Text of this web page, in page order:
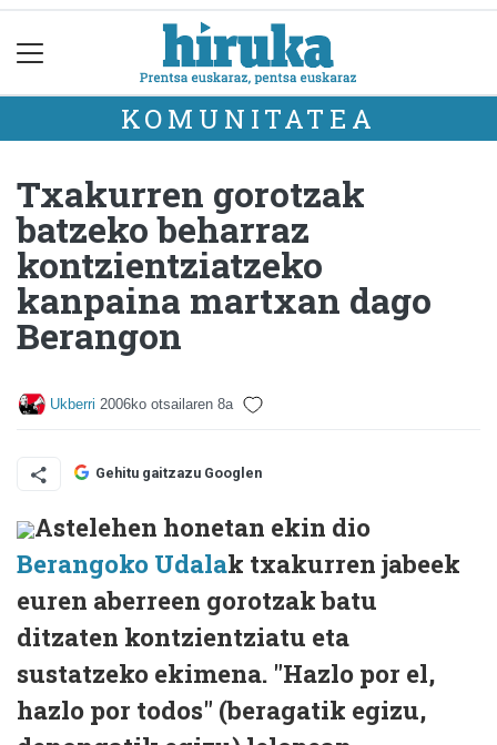
KOMUNITATEA
Txakurren gorotzak
batzeko beharraz
kontzientziatzeko
kanpaina martxan dago
Berangon
Ukberri 2006ko otsailaren 8a
Gehitu gaitzazu Googlen
Astelehen honetan ekin dio
Berangoko Udalak txakurren jabeek
euren aberreen gorotzak batu
ditzaten kontzientziatu eta
sustatzeko ekimena. "Hazlo por el,
hazlo por todos" (beragatik egizu,